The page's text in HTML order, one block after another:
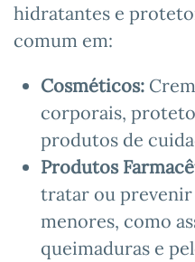
hidratantes e
comum em:
Cosméticos:
corporais,
produtos de
Produtos
tratar ou
menores, como
queimaduras e